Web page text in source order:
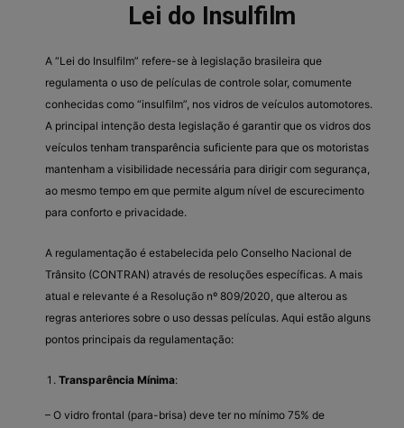
Lei do Insulfilm
A “Lei do Insulfilm” refere-se à legislação brasileira que
regulamenta o uso de películas de controle solar, comumente
conhecidas como “insulfilm”, nos vidros de veículos automotores.
A principal intenção desta legislação é garantir que os vidros dos
veículos tenham transparência suficiente para que os motoristas
mantenham a visibilidade necessária para dirigir com segurança,
ao mesmo tempo em que permite algum nível de escurecimento
para conforto e privacidade.
A regulamentação é estabelecida pelo Conselho Nacional de
Trânsito (CONTRAN) através de resoluções específicas. A mais
atual e relevante é a Resolução nº 809/2020, que alterou as
regras anteriores sobre o uso dessas películas. Aqui estão alguns
pontos principais da regulamentação:
Transparência Mínima:
– O vidro frontal (para-brisa) deve ter no mínimo 75% de